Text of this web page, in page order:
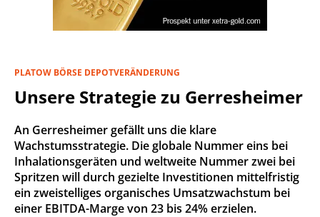
PLATOW BÖRSE DEPOTVERÄNDERUNG
Unsere Strategie zu Gerresheimer
An Gerresheimer gefällt uns die klare
Wachstumsstrategie. Die globale Nummer eins bei
Inhalationsgeräten und weltweite Nummer zwei bei
Spritzen will durch gezielte Investitionen mittelfristig
ein zweistelliges organisches Umsatzwachstum bei
einer EBITDA-Marge von 23 bis 24% erzielen.